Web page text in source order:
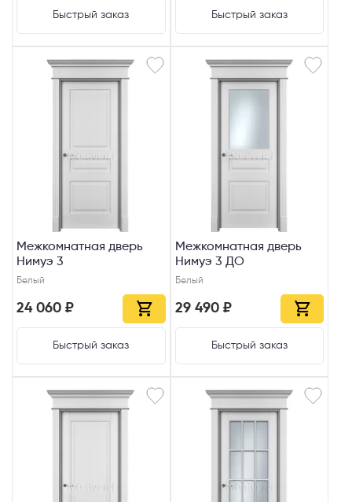
Быстрый заказ Быстрый заказ
Межкомнатная дверь
Нимуэ 3
Белый
24 060 ₽
Быстрый заказ
Межкомнатная дверь
Нимуэ 3 ДО
Белый
29 490 ₽
Быстрый заказ